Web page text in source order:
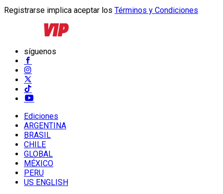
Registrarse implica aceptar los Términos y Condiciones
síguenos
Ediciones
ARGENTINA
BRASIL
CHILE
GLOBAL
MÉXICO
PERU
US ENGLISH